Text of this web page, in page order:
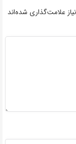
علامت‌گذاری شده‌اند